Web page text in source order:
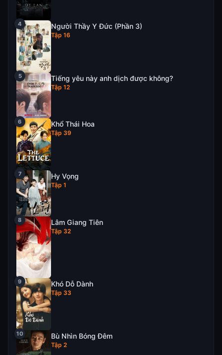
Người Thầy Y Đức (Phần 3)
Tập 16
Tiếng yêu này anh dịch được không?
Tập 12
Khổ Thái Hoa
Tập 39
Hy Vọng
Tập 1
Lâm Giang Tiên
Tập 32
Khó Dỗ Dành
Tập 33
Bù Nhìn Bóng Đêm
Tập 2